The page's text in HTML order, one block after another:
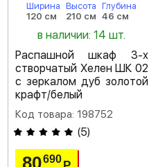
Ширина
120 см
Высота
210 см
Глубина
46 см
в наличии: 14 шт.
Распашной шкаф 3-х
створчатый Хелен ШК 02
с зеркалом дуб золотой
крафт/белый
Код товара: 198752
(5)
80690